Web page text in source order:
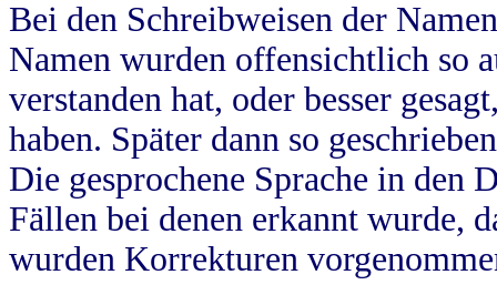
Bei den Schreibweisen der
Namen wurden offensichtlich so
verstanden hat, oder besser
haben. Später dann so
Die gesprochene Sprache in
Fällen bei denen erkannt wurde,
wurden Korrekturen